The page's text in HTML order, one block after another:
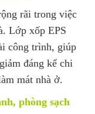
rãi trong việc
Lớp xốp EPS
công trình, giúp
đáng kể chi
mát nhà ở.
phòng sạch